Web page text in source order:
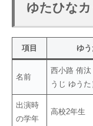
ゆたひな
項目 ゆう
名前
西小路 侑汰
うじ ゆうた
出演時
の学年
高校2年生